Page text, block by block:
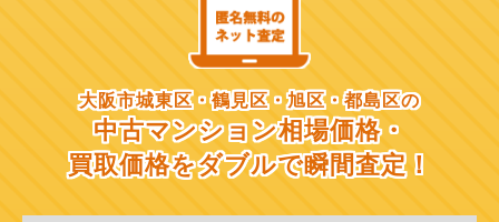
大阪市城東区・鶴見区・旭区・都島区の
中古マンション相場価格・
買取価格をダブルで瞬間査定！